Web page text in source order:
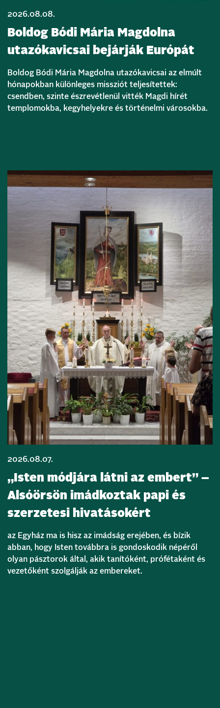
2026.08.08.
Boldog Bódi Mária Magdolna
utazókavicsai bejárják Európát
Boldog Bódi Mária Magdolna utazókavicsai az elmúlt
hónapokban különleges missziót teljesítettek:
csendben, szinte észrevétlenül vitték Magdi hírét
templomokba, kegyhelyekre és történelmi városokba.
2026.08.07.
„Isten módjára látni az embert” –
Alsóörsön imádkoztak papi és
szerzetesi hivatásokért
az Egyház ma is hisz az imádság erejében, és bízik
abban, hogy Isten továbbra is gondoskodik népéről
olyan pásztorok által, akik tanítóként, prófétaként és
vezetőként szolgálják az embereket.